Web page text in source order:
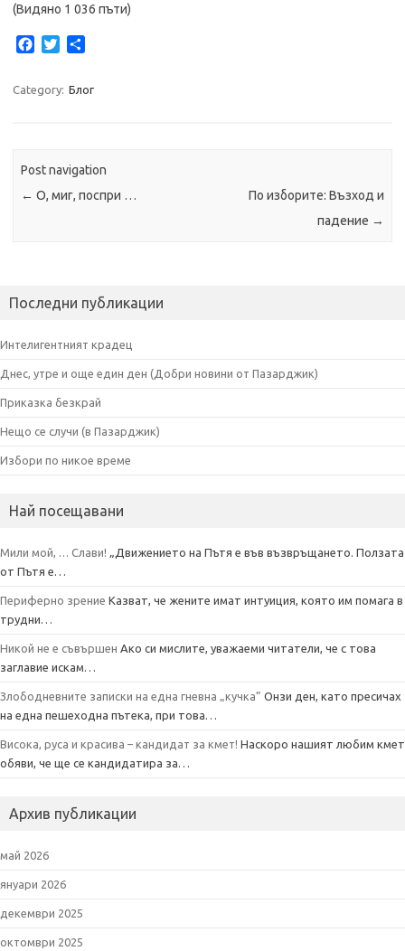
(Видяно 1 036 пъти)
e
k
t
r
Category: Блог
Post navigation
← О, миг, поспри …
По изборите: Възход и
падение →
Последни публикации
Интелигентният крадец
Днес, утре и още един ден (Добри новини от Пазарджик)
Приказка безкрай
Нещо се случи (в Пазарджик)
Избори по никое време
Най посещавани
Мили мой, … Слави! „Движението на Пътя е във възвръщането. Ползата
от Пътя е…
Периферно зрение Казват, че жените имат интуиция, която им помага в
трудни…
Никой не е съвършен Ако си мислите, уважаеми читатели, че с това
заглавие искам…
Злободневните записки на една гневна „кучка” Онзи ден, като пресичах
на една пешеходна пътека, при това…
Висока, руса и красива – кандидат за кмет! Наскоро нашият любим кмет
обяви, че ще се кандидатира за…
Архив публикации
май 2026
януари 2026
декември 2025
октомври 2025